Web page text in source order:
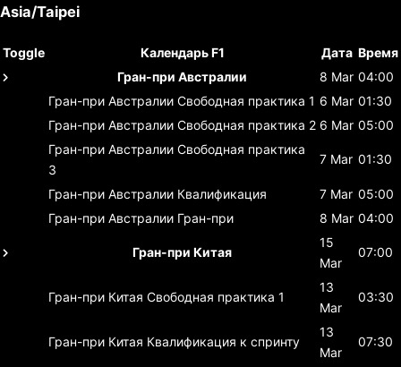
Asia/Taipei
Toggle Календарь F1 Дата Время
Гран-при Австралии
8 Mar 04:00
Гран-при Австралии Свободная практика 1 6 Mar 01:30
Гран-при Австралии Свободная практика 2 6 Mar 05:00
Гран-при Австралии Свободная практика
3
7 Mar 01:30
Гран-при Австралии Квалификация 7 Mar 05:00
Гран-при Австралии Гран-при 8 Mar 04:00
Гран-при Китая
15
Mar
07:00
Гран-при Китая Свободная практика 1
13
Mar
03:30
Гран-при Китая Квалификация к спринту
13
Mar
07:30